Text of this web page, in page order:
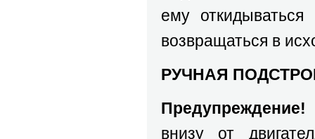
ему
возвращаться в
РУЧНАЯ
Предупреждение!
внизу от